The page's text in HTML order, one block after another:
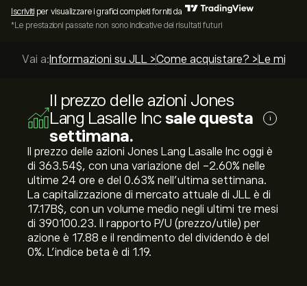
Iscriviti per visualizzare i grafici completi forniti da
*Le prestazioni passate non sono indicative dei risultati futuri
Vai a: Informazioni su JLL >Come acquistare? > Le
Il prezzo delle azioni Jones
Lang Lasalle Incsale questa
settimana.
i
Il prezzo delle azioni Jones Lang Lasalle Inc oggi è
di 363.54‎$‎, con una variazione del ‎-2.60‎% nelle
ultime 24 ore e del ‎0.63‎% nell'ultima settimana.
La capitalizzazione di mercato attuale di JLL è di
17.17B‎$‎, con un volume medio negli ultimi tre mesi
di 390100.23. Il rapporto P/U (prezzo/utile) per
azione è 17.88 e il rendimento del dividendo è del
0%. L'indice beta è di 1.19.